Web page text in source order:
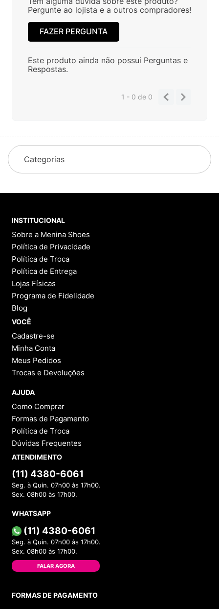
Pergunte ao lojista e a outros compradores!
FAZER PERGUNTA
Este produto ainda não possui Perguntas e
Respostas.
1 - 0de 0
Categorias
INSTITUCIONAL
Sobre a Menina Shoes
Política de Privacidade
Política de Troca
Política de Entrega
Lojas Físicas
Programa de Fidelidade
Blog
VOCÊ
Cadastre-se
Minha Conta
Meus Pedidos
Trocas e Devoluções
AJUDA
Como Comprar
Formas de Pagamento
Política de Troca
Dúvidas Frequentes
ATENDIMENTO
(11) 4380-6061
Seg. à Quin. 07h00 às 17h00.
Sex. 08h00 às 17h00.
WHATSAPP
(11) 4380-6061
Seg. à Quin. 07h00 às 17h00.
Sex. 08h00 às 17h00.
FALAR AGORA
FORMAS DE PAGAMENTO